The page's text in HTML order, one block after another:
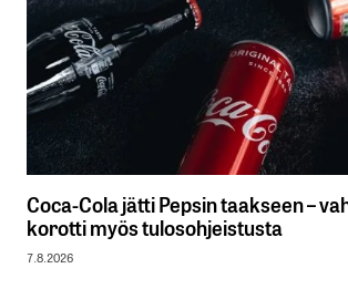
Coca-Cola jätti Pepsin taakseen –
korotti myös tulosohjeistusta
7.8.2026